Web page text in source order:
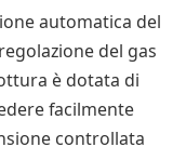
automatica del
del gas
è dotata di
facilmente
controllata